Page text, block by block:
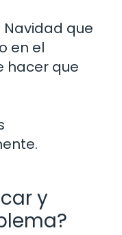
Navidad que
en el
hacer que
y